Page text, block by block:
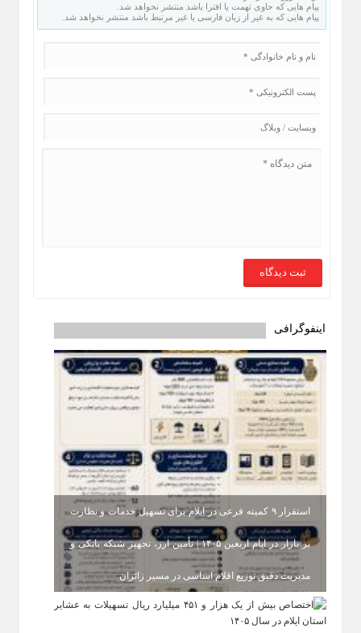
پیام هایی که حاوی تهمت یا افترا باشد منتشر نخواهد شد.
پیام هایی که به غیر از زبان فارسی یا غیر مرتبط باشد منتشر نخواهد شد.
اینفوگرافی
استقرار ۹ کمیته فرعی در ایلام برای تسهیل خدمات و نظارت
بر بازار در ایام اربعین ۱۴۰۵ | تأمین ارز، تجهیز شبکه بانکی و
مدیریت دقیق توزیع اقلام اساسی در مسیر زائران